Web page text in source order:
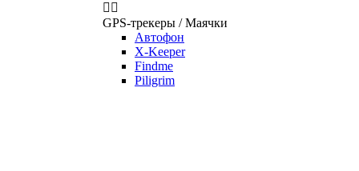
 
GPS-трекеры / Маячки
Автофон
X-Keeper
Findme
Piligrim